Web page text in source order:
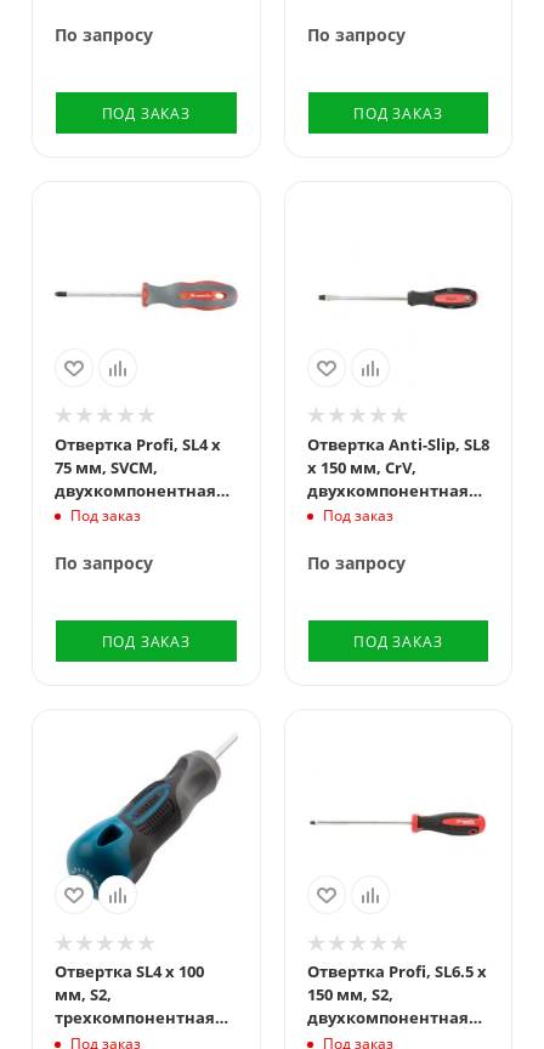
По запросу
ПОД ЗАКАЗ
По запросу
ПОД ЗАКАЗ
Отвертка Profi, SL4 х
75 мм, SVСM,
двухкомпонентная
рукоятка Matrix
Под заказ
По запросу
ПОД ЗАКАЗ
Отвертка Anti-Slip, SL8
х 150 мм, CrV,
двухкомпонентная
рукоятка Matrix
Под заказ
По запросу
ПОД ЗАКАЗ
Отвертка SL4 x 100
мм, S2,
трехкомпонентная
рукоятка Gross
Под заказ
Отвертка Profi, SL6.5 х
150 мм, S2,
двухкомпонентная
рукоятка Matrix
Под заказ